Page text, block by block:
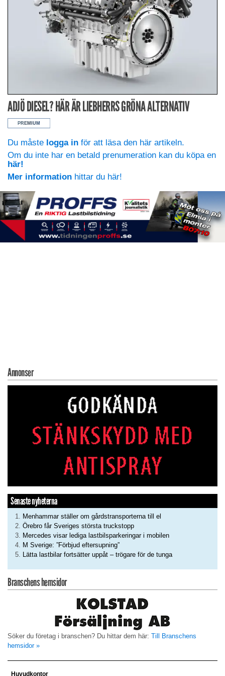
ADJÖ DIESEL? HÄR ÄR LIEBHERRS GRÖNA ALTERNATIV
Du måste logga in för att läsa den här artikeln.
Om du inte har en betald prenumeration kan du köpa en
här!
Mer information hittar du här!
Annonser
Senaste nyheterna
Menhammar ställer om gårdstransporterna till el
Örebro får Sveriges största truckstopp
Mercedes visar lediga lastbilsparkeringar i mobilen
M Sverige: ”Förbjud eftersupning”
Lätta lastbilar fortsätter uppåt – trögare för de tunga
Branschens hemsidor
Söker du företag i branschen? Du hittar dem här: Till Branschens
hemsidor »
Huvudkontor